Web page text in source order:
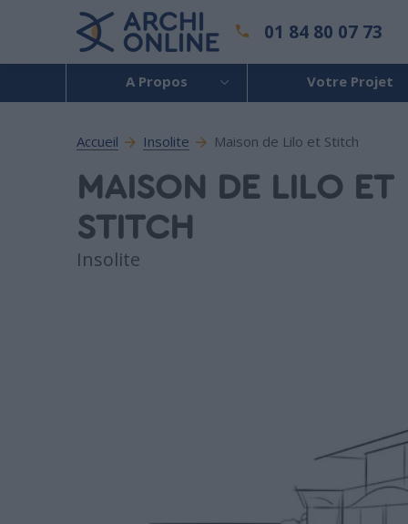
01 84 80 07 73
A Propos Votre Projet
Accueil Insolite Maison de Lilo et Stitch
MAISON DE LILO ET
STITCH
Insolite